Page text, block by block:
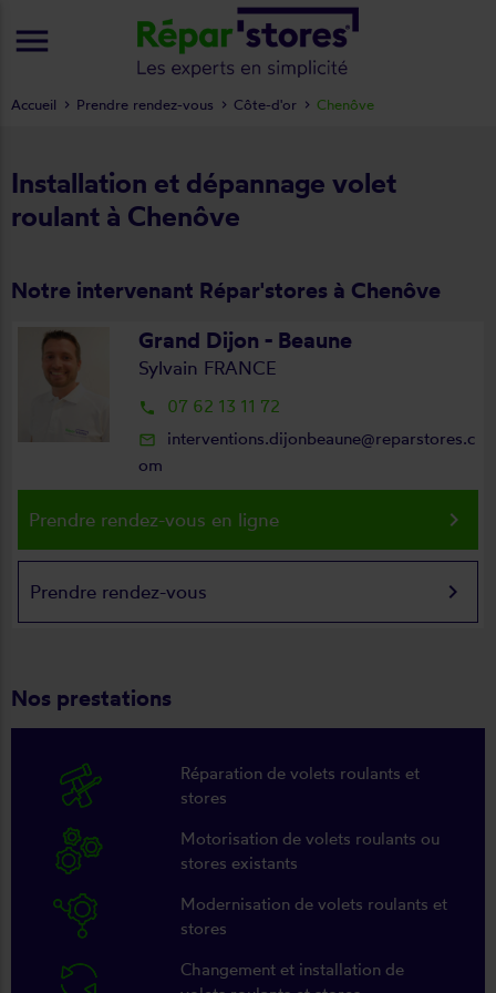
Installation et dépannage volet
roulant à Chenôve
Notre intervenant Répar'stores à Chenôve
Grand Dijon - Beaune
Sylvain FRANCE
local_phone 07 62 13 11 72
mail_outline
interventions.dijonbeaune@reparstores.c
om
Prendre rendez-vous en ligne keyboard_arrow_right
Prendre rendez-vous keyboard_arrow_right
Nos prestations
Réparation de volets roulants et
stores
Motorisation de volets roulants ou
stores existants
Modernisation de volets roulants et
stores
Changement et installation de
Accueil Prendre rendez-vous Côte-d'or Chenôve
menu